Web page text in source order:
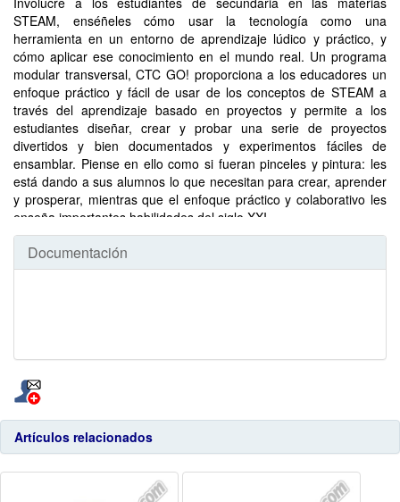
STEAM, enséñeles cómo usar la tecnología como una
herramienta en un entorno de aprendizaje lúdico y práctico, y
cómo aplicar ese conocimiento en el mundo real. Un programa
modular transversal, CTC GO! proporciona a los educadores un
enfoque práctico y fácil de usar de los conceptos de STEAM a
través del aprendizaje basado en proyectos y permite a los
estudiantes diseñar, crear y probar una serie de proyectos
divertidos y bien documentados y experimentos fáciles de
ensamblar. Piense en ello como si fueran pinceles y pintura: les
está dando a sus alumnos lo que necesitan para crear, aprender
y prosperar, mientras que el enfoque práctico y colaborativo les
enseña importantes habilidades del siglo XXI.
Documentación
Artículos relacionados